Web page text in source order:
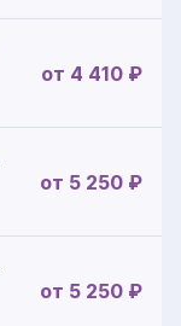
от 4 410 ₽
от 5 250 ₽
от 5 250 ₽